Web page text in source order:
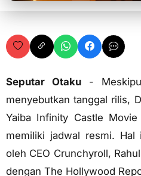
Seputar Otaku -
menyebutkan tanggal rilis,
Yaiba Infinity Castle
memiliki jadwal resmi. Hal
oleh CEO Crunchyroll,
dengan The Hollywood